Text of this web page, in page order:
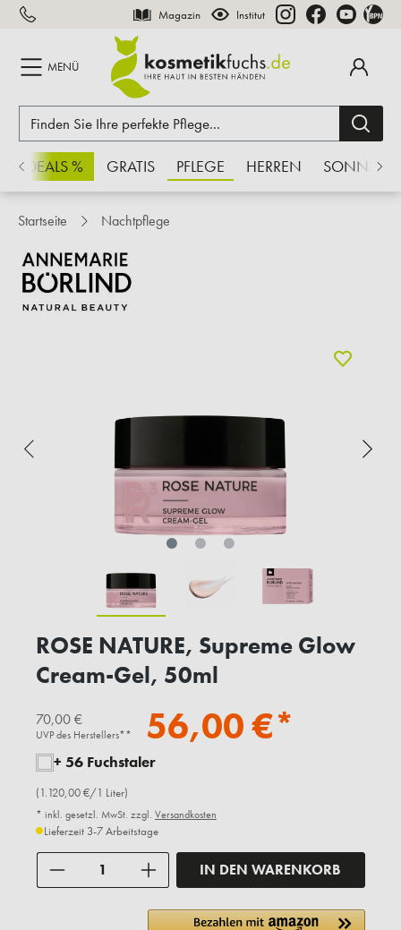
springen Magazin Institut
MENÜ
% GRATIS PFLEGE HERREN SONNE
Startseite Nachtpflege
ROSE NATURE, Supreme Glow
Cream-Gel, 50ml
70,00 €
UVP des Herstellers** 56,00 €*
+ 56 Fuchstaler
(1.120,00 €/1 Liter)
* inkl. gesetzl. MwSt. zzgl. Versandkosten
Lieferzeit 3-7 Arbeitstage
IN DEN WARENKORB